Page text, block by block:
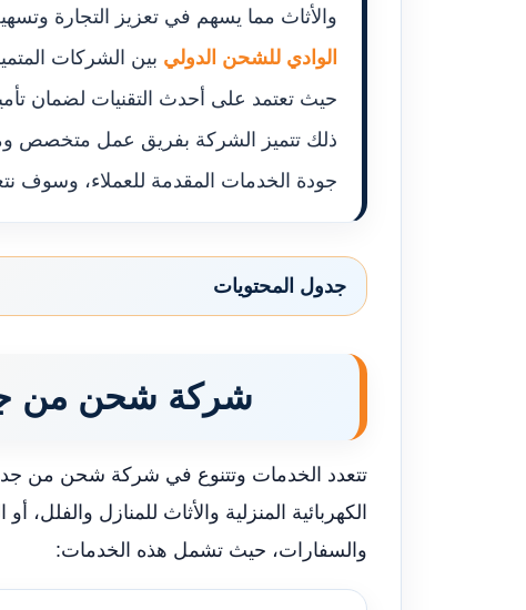
والأثاث مما يسهم في تعزيز التجارة
الوادي للشحن الدولي بين الشركات
حيث تعتمد على أحدث التقنيات لضمان
ذلك تتميز الشركة بفريق عمل متخصص
جودة الخدمات المقدمة للعملاء،
جدول المحتويات
شركة شحن من
تتعدد الخدمات وتتنوع في شركة شحن من جدة
الكهربائية المنزلية والأثاث للمنازل
والسفارات، حيث تشمل هذه الخدمات: